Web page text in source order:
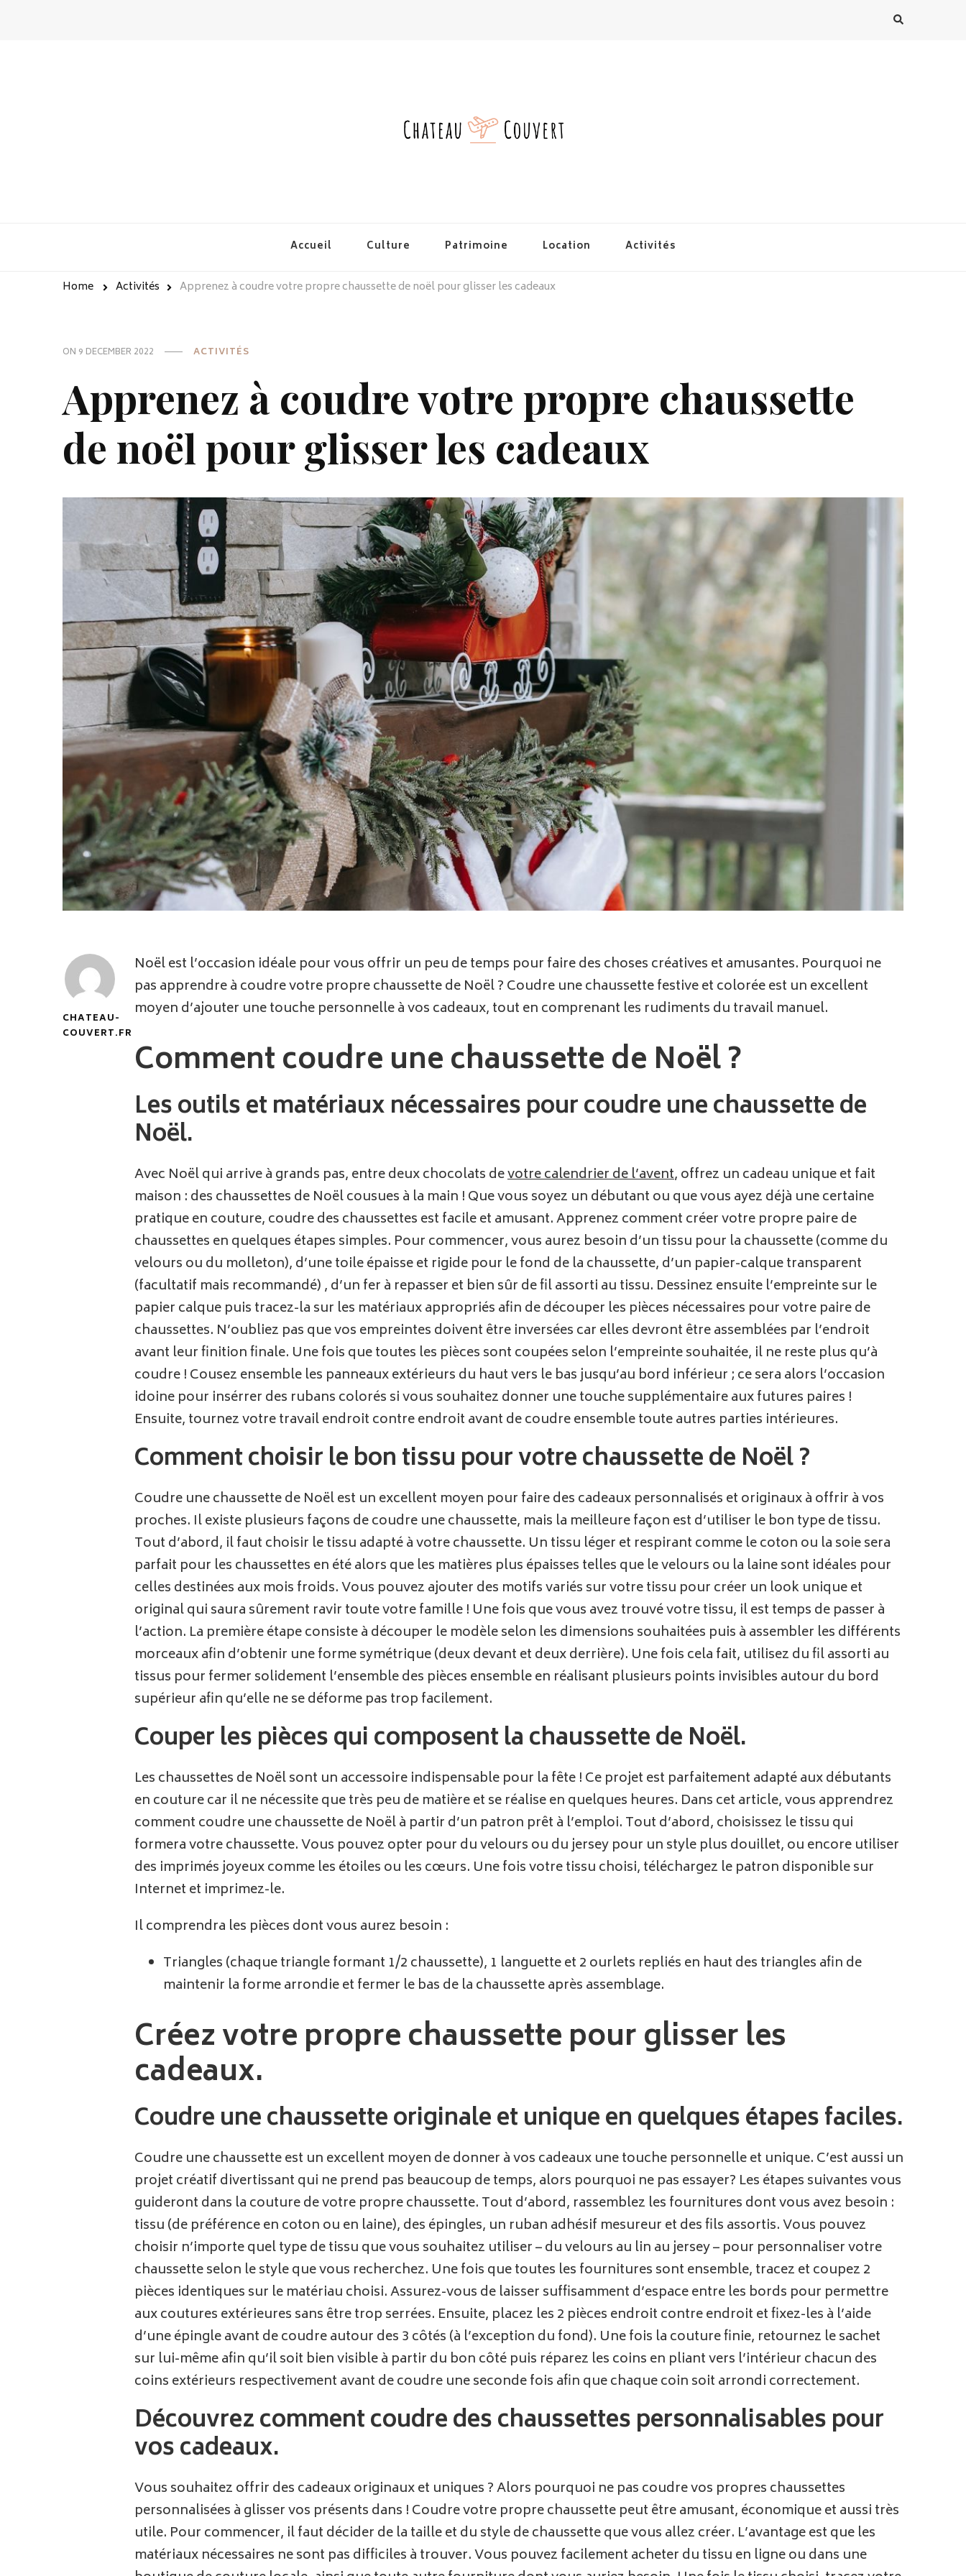
Accueil Culture Patrimoine Location Activités
Home Activités Apprenez à coudre votre propre chaussette de noël pour glisser les cadeaux
ON 9 DECEMBER 2022 ACTIVITÉS
Apprenez à coudre votre propre chaussette
de noël pour glisser les cadeaux
CHATEAU-
COUVERT.FR
Noël est l’occasion idéale pour vous offrir un peu de temps pour faire des choses créatives et amusantes. Pourquoi ne
pas apprendre à coudre votre propre chaussette de Noël ? Coudre une chaussette festive et colorée est un excellent
moyen d’ajouter une touche personnelle à vos cadeaux, tout en comprenant les rudiments du travail manuel.
Comment coudre une chaussette de Noël ?
Les outils et matériaux nécessaires pour coudre une chaussette de
Noël.
Avec Noël qui arrive à grands pas, entre deux chocolats devotre calendrier de l’avent, offrez un cadeau unique et fait
maison : des chaussettes de Noël cousues à la main ! Que vous soyez un débutant ou que vous ayez déjà une certaine
pratique en couture, coudre des chaussettes est facile et amusant. Apprenez comment créer votre propre paire de
chaussettes en quelques étapes simples. Pour commencer, vous aurez besoin d’un tissu pour la chaussette (comme du
velours ou du molleton), d’une toile épaisse et rigide pour le fond de la chaussette, d’un papier-calque transparent
(facultatif mais recommandé) , d’un fer à repasser et bien sûr de fil assorti au tissu. Dessinez ensuite l’empreinte sur le
papier calque puis tracez-la sur les matériaux appropriés afin de découper les pièces nécessaires pour votre paire de
chaussettes. N’oubliez pas que vos empreintes doivent être inversées car elles devront être assemblées par l’endroit
avant leur finition finale. Une fois que toutes les pièces sont coupées selon l’empreinte souhaitée, il ne reste plus qu’à
coudre ! Cousez ensemble les panneaux extérieurs du haut vers le bas jusqu’au bord inférieur ; ce sera alors l’occasion
idoine pour insérrer des rubans colorés si vous souhaitez donner une touche supplémentaire aux futures paires !
Ensuite, tournez votre travail endroit contre endroit avant de coudre ensemble toute autres parties intérieures.
Comment choisir le bon tissu pour votre chaussette de Noël ?
Coudre une chaussette de Noël est un excellent moyen pour faire des cadeaux personnalisés et originaux à offrir à vos
proches. Il existe plusieurs façons de coudre une chaussette, mais la meilleure façon est d’utiliser le bon type de tissu.
Tout d’abord, il faut choisir le tissu adapté à votre chaussette. Un tissu léger et respirant comme le coton ou la soie sera
parfait pour les chaussettes en été alors que les matières plus épaisses telles que le velours ou la laine sont idéales pour
celles destinées aux mois froids. Vous pouvez ajouter des motifs variés sur votre tissu pour créer un look unique et
original qui saura sûrement ravir toute votre famille ! Une fois que vous avez trouvé votre tissu, il est temps de passer à
l’action. La première étape consiste à découper le modèle selon les dimensions souhaitées puis à assembler les différents
morceaux afin d’obtenir une forme symétrique (deux devant et deux derrière). Une fois cela fait, utilisez du fil assorti au
tissus pour fermer solidement l’ensemble des pièces ensemble en réalisant plusieurs points invisibles autour du bord
supérieur afin qu’elle ne se déforme pas trop facilement.
Couper les pièces qui composent la chaussette de Noël.
Les chaussettes de Noël sont un accessoire indispensable pour la fête ! Ce projet est parfaitement adapté aux débutants
en couture car il ne nécessite que très peu de matière et se réalise en quelques heures. Dans cet article, vous apprendrez
comment coudre une chaussette de Noël à partir d’un patron prêt à l’emploi. Tout d’abord, choisissez le tissu qui
formera votre chaussette. Vous pouvez opter pour du velours ou du jersey pour un style plus douillet, ou encore utiliser
des imprimés joyeux comme les étoiles ou les cœurs. Une fois votre tissu choisi, téléchargez le patron disponible sur
Internet et imprimez-le.
Il comprendra les pièces dont vous aurez besoin :
Triangles (chaque triangle formant 1/2 chaussette), 1 languette et 2 ourlets repliés en haut des triangles afin de
maintenir la forme arrondie et fermer le bas de la chaussette après assemblage.
Créez votre propre chaussette pour glisser les
cadeaux.
Coudre une chaussette originale et unique en quelques étapes faciles.
Coudre une chaussette est un excellent moyen de donner à vos cadeaux une touche personnelle et unique. C’est aussi un
projet créatif divertissant qui ne prend pas beaucoup de temps, alors pourquoi ne pas essayer? Les étapes suivantes vous
guideront dans la couture de votre propre chaussette. Tout d’abord, rassemblez les fournitures dont vous avez besoin :
tissu (de préférence en coton ou en laine), des épingles, un ruban adhésif mesureur et des fils assortis. Vous pouvez
choisir n’importe quel type de tissu que vous souhaitez utiliser – du velours au lin au jersey – pour personnaliser votre
chaussette selon le style que vous recherchez. Une fois que toutes les fournitures sont ensemble, tracez et coupez 2
pièces identiques sur le matériau choisi. Assurez-vous de laisser suffisamment d’espace entre les bords pour permettre
aux coutures extérieures sans être trop serrées. Ensuite, placez les 2 pièces endroit contre endroit et fixez-les à l’aide
d’une épingle avant de coudre autour des 3 côtés (à l’exception du fond). Une fois la couture finie, retournez le sachet
sur lui-même afin qu’il soit bien visible à partir du bon côté puis réparez les coins en pliant vers l’intérieur chacun des
coins extérieurs respectivement avant de coudre une seconde fois afin que chaque coin soit arrondi correctement.
Découvrez comment coudre des chaussettes personnalisables pour
vos cadeaux.
Vous souhaitez offrir des cadeaux originaux et uniques ? Alors pourquoi ne pas coudre vos propres chaussettes
personnalisées à glisser vos présents dans ! Coudre votre propre chaussette peut être amusant, économique et aussi très
utile. Pour commencer, il faut décider de la taille et du style de chaussette que vous allez créer. L’avantage est que les
matériaux nécessaires ne sont pas difficiles à trouver. Vous pouvez facilement acheter du tissu en ligne ou dans une